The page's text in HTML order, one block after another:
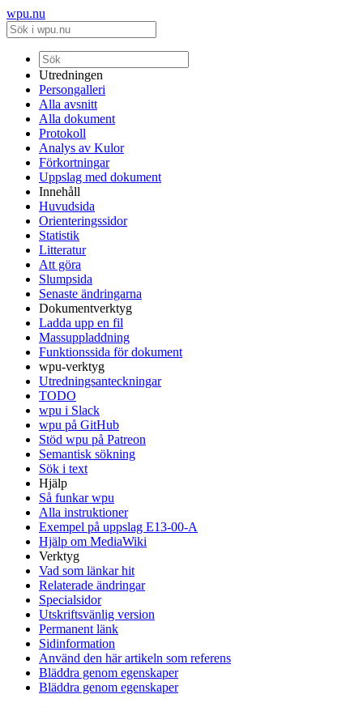
wpu.nu
Utredningen
Persongalleri
Alla avsnitt
Alla dokument
Protokoll
Analys av Kulor
Förkortningar
Uppslag med dokument
Innehåll
Huvudsida
Orienteringssidor
Statistik
Litteratur
Att göra
Slumpsida
Senaste ändringarna
Dokumentverktyg
Ladda upp en fil
Massuppladdning
Funktionssida för dokument
wpu-verktyg
Utredningsanteckningar
TODO
wpu i Slack
wpu på GitHub
Stöd wpu på Patreon
Semantisk sökning
Sök i text
Hjälp
Så funkar wpu
Alla instruktioner
Exempel på uppslag E13-00-A
Hjälp om MediaWiki
Verktyg
Vad som länkar hit
Relaterade ändringar
Specialsidor
Utskriftsvänlig version
Permanent länk
Sidinformation
Använd den här artikeln som referens
Bläddra genom egenskaper
Bläddra genom egenskaper